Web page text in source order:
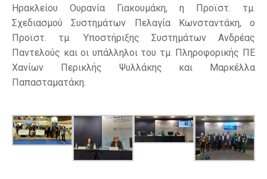
Ηρακλείου Ουρανία Γιακουμάκη, η Προϊστ. τμ.
Σχεδιασμού Συστημάτων Πελαγία Κωνσταντάκη, ο
Προϊστ. τμ. Υποστήριξης Συστημάτων Ανδρέας
Παντελούς και οι υπάλληλοι του τμ. Πληροφορικής ΠΕ
Χανίων Περικλής Ψυλλάκης και Μαρκέλλα
Παπασταματάκη.